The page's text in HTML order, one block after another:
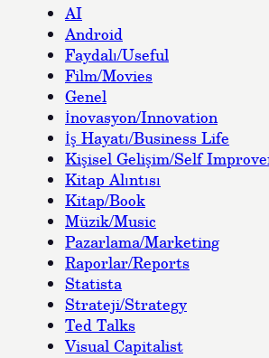
AI
Android
Faydalı/Useful
Film/Movies
Genel
İnovasyon/Innovation
İş Hayatı/Business Life
Kişisel Gelişim/Self
Kitap Alıntısı
Kitap/Book
Müzik/Music
Pazarlama/Marketing
Raporlar/Reports
Statista
Strateji/Strategy
Ted Talks
Visual Capitalist